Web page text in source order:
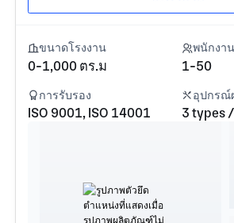
ขนาดโรงงาน
0-1,000 ตร.ม
พนักงาน
1-50
การรับรอง
ISO 9001, ISO 14001
อุปกร
3 types